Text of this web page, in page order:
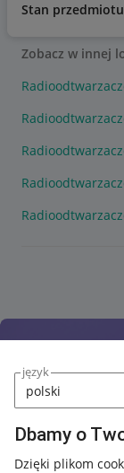
język
Dbamy o
Dzięki plikom
Stan
Zobacz w innej